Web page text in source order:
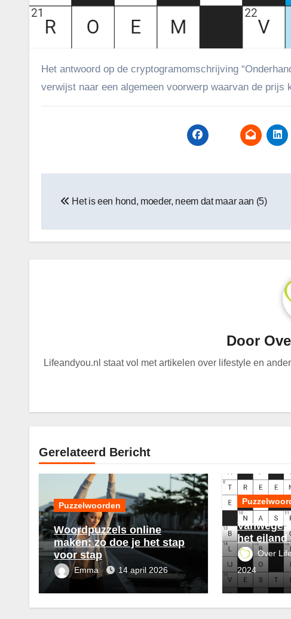
Het antwoord op de cryptogramomschrijving
verwijst naar een algemeen voorwerp waarvan de prijs
navigatie
Het is een hond, moeder, neem dat maar aan (5)
Door
Lifeandyou.nl staat vol met artikelen over lifestyle en
Gerelateerd Bericht
Puzzelwoorden
Woordpuzzels online
maken: zo doe je het stap
voor stap
Emma 14 april 2026
Vanwege
het eiland
Over
2024